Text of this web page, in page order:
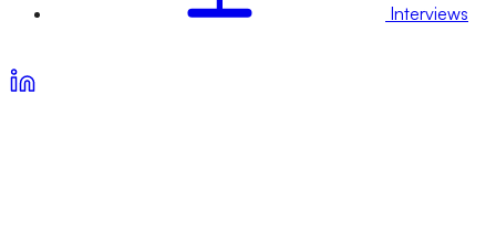
Interviews